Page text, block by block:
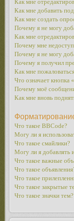
Как мне
Как мне добавить
Как мне создать
Почему я не могу
Как мне
Почему мне
Почему я не могу
Почему я получил
Как мне
Что означает
Почему моё
Как мне вновь
Что такое BBCode?
Могу ли я
Что такое смайлики?
Могу ли я добавлять
Что такое важные
Что такое
Что такое
Что такое закрытые
Что такое значки тем?